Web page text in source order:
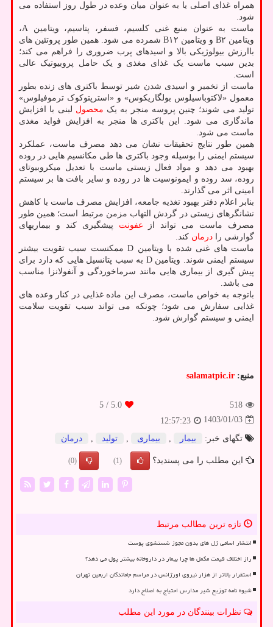
همراه غذای اصلی یا به عنوان میان وعده در طول روز استفاده می
شود.
ماست به عنوان منبع غنی کلسیم، فسفر، پتاسیم، ویتامین A،
ویتامین B۲ و ویتامین B۱۲ شمرده می شود. همین طور پروتئین های
باارزش بیولوژیکی بالا و اسیدهای پرب ضروری را فراهم می کند؛
بدین سبب ماست یک غذای مغذی و یک حامل پروبیوتیک عالی
است.
ماست از تخمیر و اسیدی شدن شیر توسط باکتری های زنده بطور
معمول «لاکتوباسیلوس بولگاریکوس» و «استرپتوکوک ترموفیلوس»
تولید می شوند؛ چنین پروسه منجر به یک محصول لبنی با افزایش
ماندگاری می شود. این باکتری ها منجر به افزایش فواید مغذی
ماست می شود.
همین طور نتایج تحقیقات نشان می دهد مصرف ماست، عملکرد
سیستم ایمنی را بوسیله وجود باکتری ها طی مکانسیم هایی در روده
بهبود می دهد و مواد فعال زیستی ماست با تعدیل میکروبیوتای
روده، سد روده و ایمونوسیت ها در روده و سایر بافت ها بر سیستم
امینی اثر می گذارند.
بنابر اعلام دفتر بهبود تغذیه جامعه، افزایش مصرف ماست با کاهش
نشانگرهای زیستی در گردش التهاب مزمن مرتبط است؛ همین طور
مصرف ماست می تواند از عفونت پیشگیری کند و بیماریهای
گوارشی را درمان کند.
ماست های غنی شده با ویتامین D ممکنست سبب تقویت بیشتر
سیستم ایمنی شوند. ویتامین D به سبب پتانسیل هایی که دارد برای
پیش گیری از بیماری هایی مانند سرماخوردگی و آنفولانزا مناسب
می باشد.
باتوجه به خواص ماست، مصرف این ماده غذایی در کنار وعده های
غذایی سفارش می شود؛ چونکه می تواند سبب تقویت سلامت
ایمنی و سیستم گوارش شود.
منبع: salamatpic.ir
518
5.0
/ 5
1403/01/03
12:57:23
تگهای خبر:
بیمار بیماری تولید درمان
این مطلب را می پسندید؟ (1)
(0)
تازه ترین مطالب مرتبط
انتشار اسامی ژل های بدون مجوز شستشوی پوست
راز اختلاف قیمت مکمل ها چرا بیمار در داروخانه بیشتر پول می دهد؟
استقرار بالاتر از هزار نیروی اورژانس در مراسم جاماندگان اربعین تهران
شیوه نامه توزیع شیر مدارس احتیاج به اصلاح دارد
نظرات بینندگان در مورد این مطلب